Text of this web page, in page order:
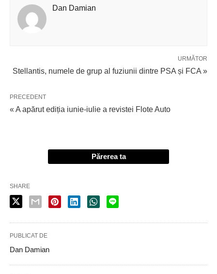
Dan Damian
URMĂTOR
Stellantis, numele de grup al fuziunii dintre PSA și FCA »
PRECEDENT
« A apărut ediția iunie-iulie a revistei Flote Auto
Părerea ta
SHARE
PUBLICAT DE
Dan Damian